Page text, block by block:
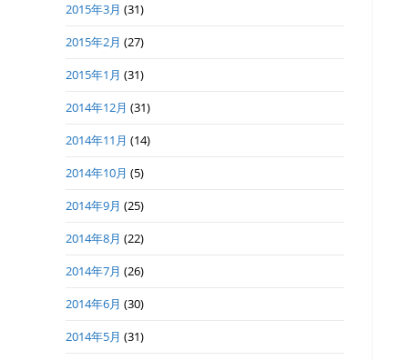
2015年3月 (31)
2015年2月 (27)
2015年1月 (31)
2014年12月 (31)
2014年11月 (14)
2014年10月 (5)
2014年9月 (25)
2014年8月 (22)
2014年7月 (26)
2014年6月 (30)
2014年5月 (31)